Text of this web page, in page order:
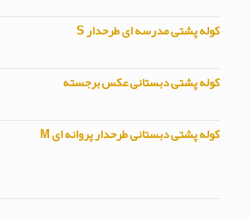
کوله پشتی مدرسه ای طرحدار S
کوله پشتی دبستانی عکس برجسته
کوله پشتی دبستانی طرحدار پروانه ای M